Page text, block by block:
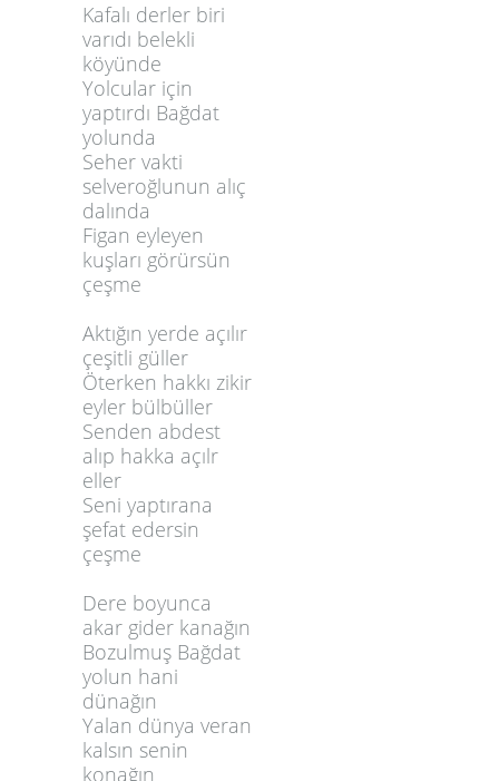
Kafalı derler biri
varıdı belekli
köyünde
Yolcular için
yaptırdı Bağdat
yolunda
Seher vakti
selveroğlunun alıç
dalında
Figan eyleyen
kuşları görürsün
çeşme
Aktığın yerde açılır
çeşitli güller
Öterken hakkı zikir
eyler bülbüller
Senden abdest
alıp hakka açılr
eller
Seni yaptırana
şefat edersin
çeşme
Dere boyunca
akar gider kanağın
Bozulmuş Bağdat
yolun hani
dünağın
Yalan dünya veran
kalsın senin
konağın